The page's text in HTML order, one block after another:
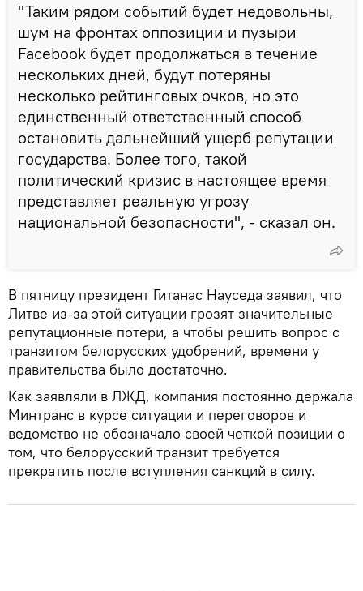
"Таким рядом событий будет недовольны,
шум на фронтах оппозиции и пузыри
Facebook будет продолжаться в течение
нескольких дней, будут потеряны
несколько рейтинговых очков, но это
единственный ответственный способ
остановить дальнейший ущерб репутации
государства. Более того, такой
политический кризис в настоящее время
представляет реальную угрозу
национальной безопасности", - сказал он.
В пятницу президент Гитанас Науседа заявил, что
Литве из-за этой ситуации грозят значительные
репутационные потери, а чтобы решить вопрос с
транзитом белорусских удобрений, времени у
правительства было достаточно.
Как заявляли в ЛЖД, компания постоянно держала
Минтранс в курсе ситуации и переговоров и
ведомство не обозначало своей четкой позиции о
том, что белорусский транзит требуется
прекратить после вступления санкций в силу.